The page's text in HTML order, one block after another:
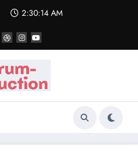
2:30:14 AM